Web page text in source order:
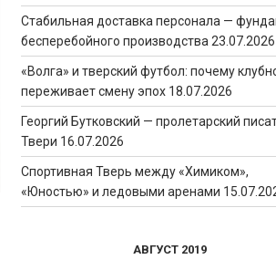
Стабильная доставка персонала —
бесперебойного производства 23.07.2026
«Волга» и тверский футбол: почему
переживает смену эпох 18.07.2026
Георгий Бутковский — пролетарский
Твери 16.07.2026
Спортивная Тверь между «Химиком»,
«Юностью» и ледовыми аренами
АВГУСТ 2019